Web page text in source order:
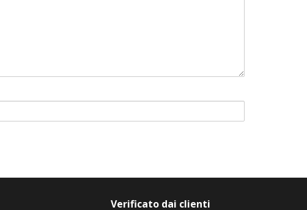
Verificato dai clienti